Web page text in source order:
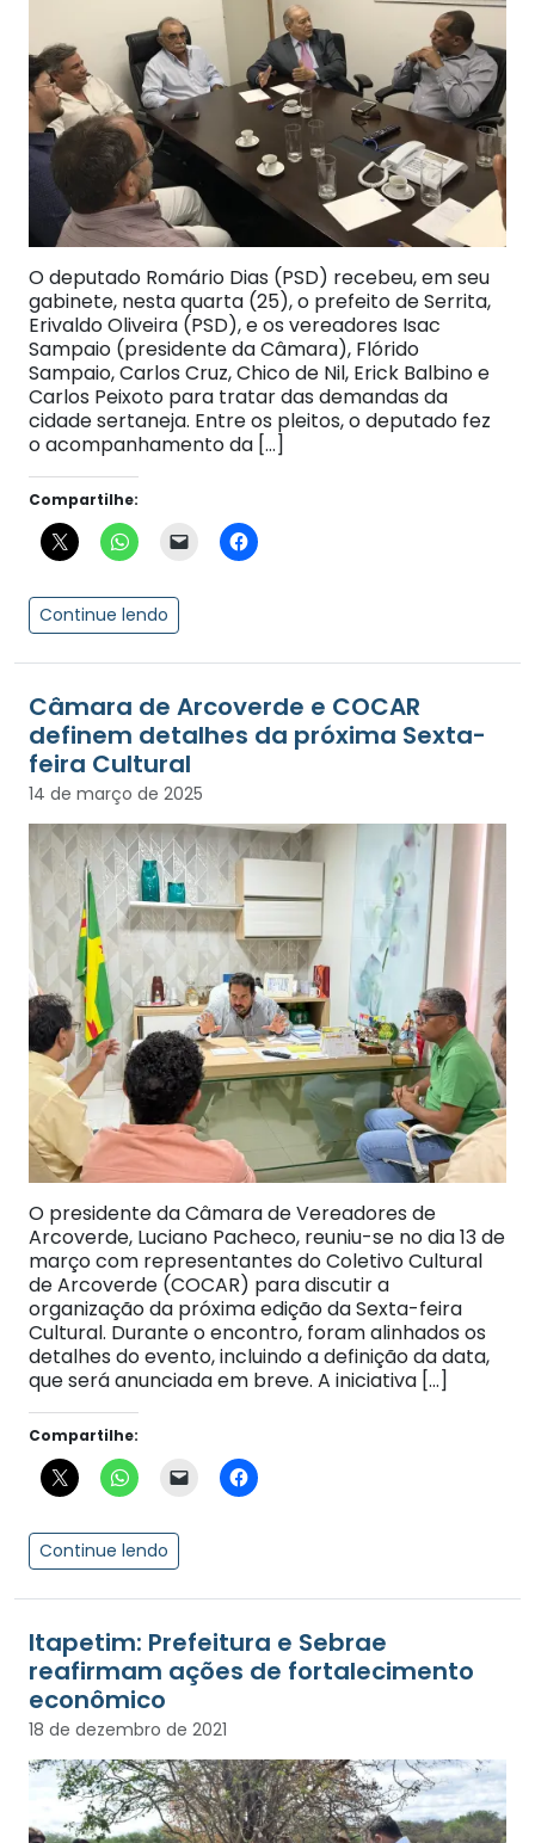
O deputado Romário Dias (PSD) recebeu, em seu
gabinete, nesta quarta (25), o prefeito de Serrita,
Erivaldo Oliveira (PSD), e os vereadores Isac
Sampaio (presidente da Câmara), Flórido
Sampaio, Carlos Cruz, Chico de Nil, Erick Balbino e
Carlos Peixoto para tratar das demandas da
cidade sertaneja. Entre os pleitos, o deputado fez
o acompanhamento da […]
Compartilhe:
Continue lendo
Câmara de Arcoverde e COCAR
definem detalhes da próxima Sexta-
feira Cultural
14 de março de 2025
O presidente da Câmara de Vereadores de
Arcoverde, Luciano Pacheco, reuniu-se no dia 13 de
março com representantes do Coletivo Cultural
de Arcoverde (COCAR) para discutir a
organização da próxima edição da Sexta-feira
Cultural. Durante o encontro, foram alinhados os
detalhes do evento, incluindo a definição da data,
que será anunciada em breve. A iniciativa […]
Compartilhe:
Continue lendo
Itapetim: Prefeitura e Sebrae
reafirmam ações de fortalecimento
econômico
18 de dezembro de 2021